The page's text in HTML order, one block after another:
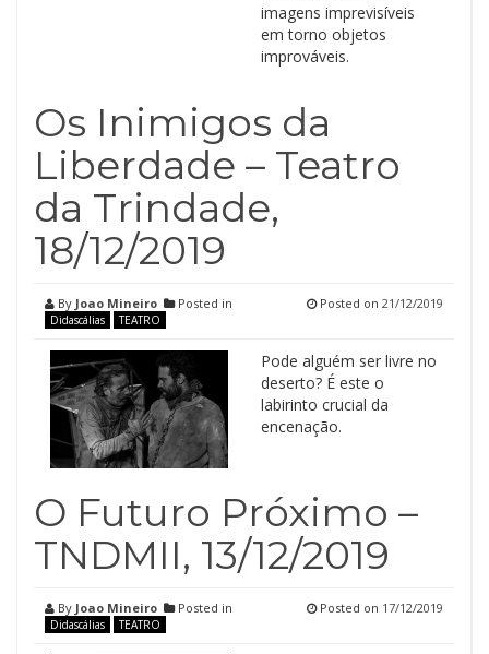
imagens imprevisíveis
em torno objetos
improváveis.
Os Inimigos da
Liberdade – Teatro
da Trindade,
18/12/2019
By Joao Mineiro Posted in
Didascálias TEATRO
Posted on 21/12/2019
Pode alguém ser livre no
deserto? É este o
labirinto crucial da
encenação.
O Futuro Próximo –
TNDMII, 13/12/2019
By Joao Mineiro Posted in
Didascálias TEATRO
Posted on 17/12/2019